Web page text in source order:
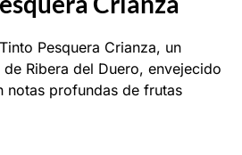
Pesquera Crianza, un
Ribera del Duero, envejecido
notas profundas de frutas